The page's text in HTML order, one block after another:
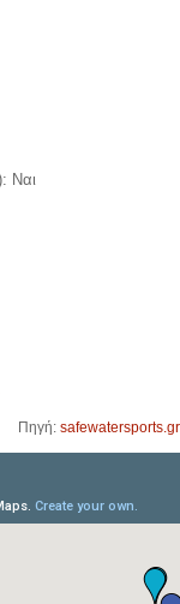
Ναι
Πηγή: safewatersports.gr